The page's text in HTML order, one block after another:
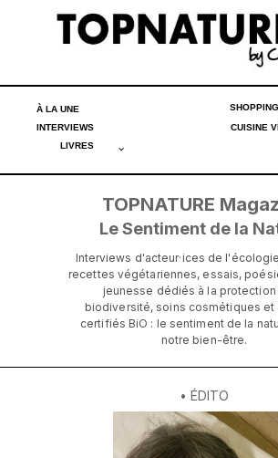
À LA UNE
INTERVIEWS
CUISINE
LIVRES
TOPNATURE
Le Sentiment de la
Interviews d'acteur·ices de
recettes végétariennes, essais,
jeunesse dédiés à la protection
biodiversité, soins cosmétiques et
certifiés BiO : le sentiment de la
notre bien-être.
• ÉDITO